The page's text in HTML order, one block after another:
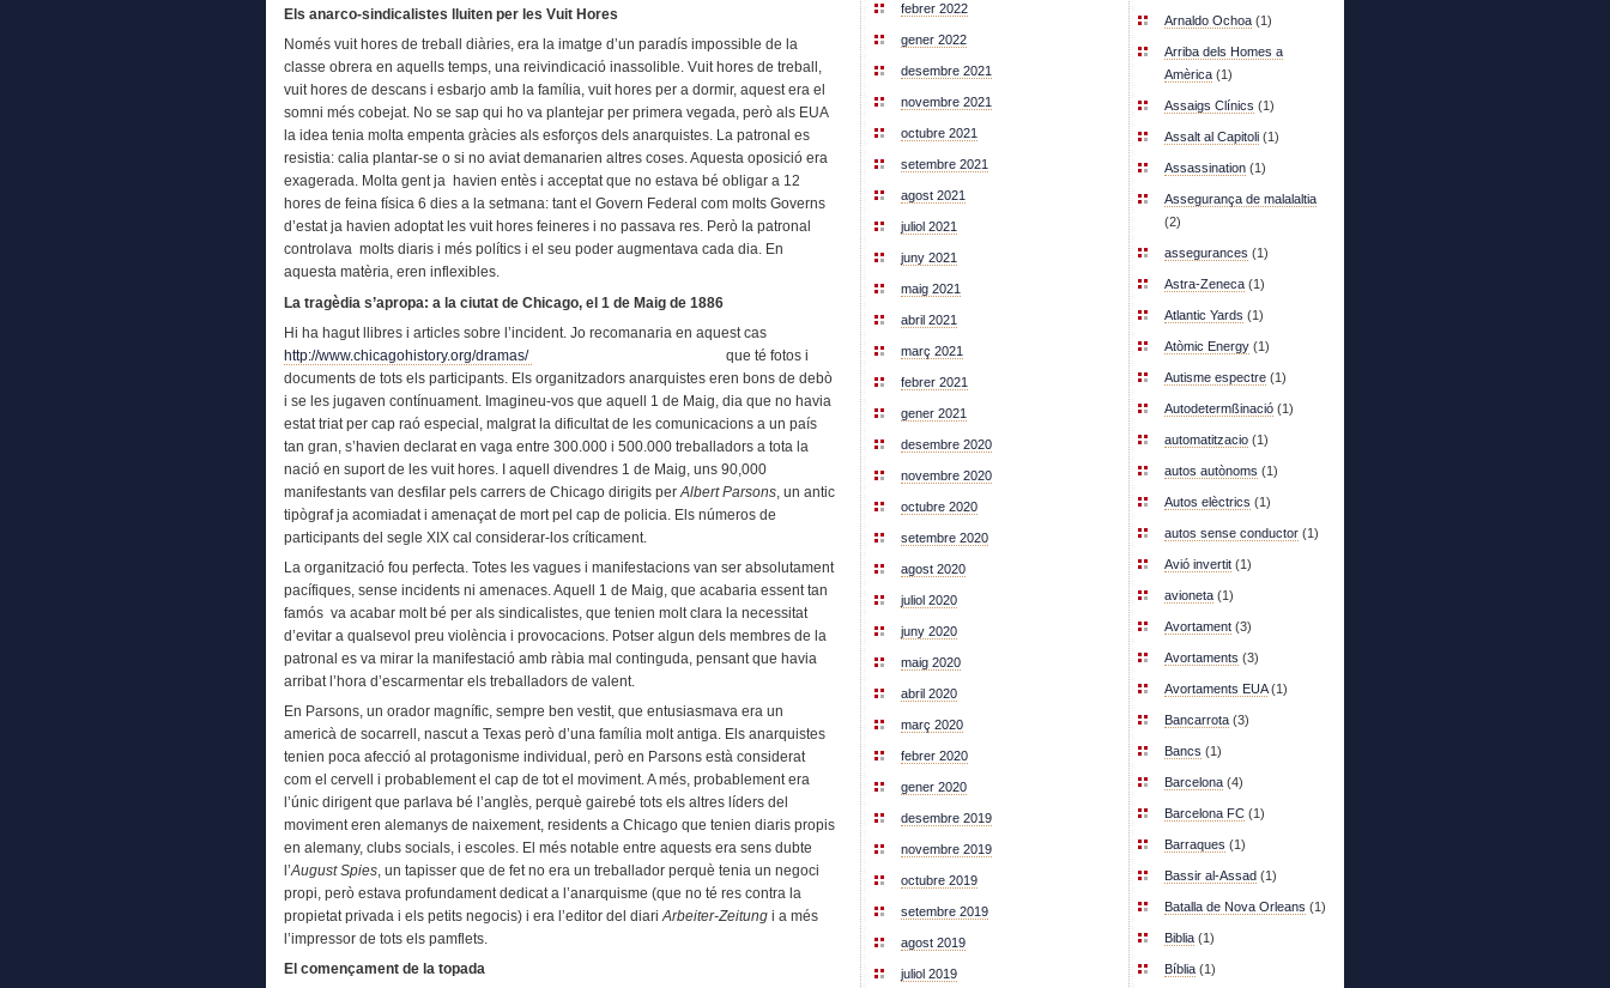
Els anarco-sindicalistes lluiten per les Vuit Hores
Només vuit hores de treball diàries, era la imatge d’un paradís impossible de la
classe obrera en aquells temps, una reivindicació inassolible. Vuit hores de treball,
vuit hores de descans i esbarjo amb la família, vuit hores per a dormir, aquest era el
somni més cobejat. No se sap qui ho va plantejar per primera vegada, però als EUA
la idea tenia molta empenta gràcies als esforços dels anarquistes. La patronal es
resistia: calia plantar-se o si no aviat demanarien altres coses. Aquesta oposició era
exagerada. Molta gent ja havien entès i acceptat que no estava bé obligar a 12
hores de feina física 6 dies a la setmana: tant el Govern Federal com molts Governs
d’estat ja havien adoptat les vuit hores feineres i no passava res. Però la patronal
controlava molts diaris i més polítics i el seu poder augmentava cada dia. En
aquesta matèria, eren inflexibles.
La tragèdia s’apropa: a la ciutat de Chicago, el 1 de Maig de 1886
Hi ha hagut llibres i articles sobre l’incident. Jo recomanaria en aquest cas
http://www.chicagohistory.org/dramas/
que té fotos i
documents de tots els participants. Els organitzadors anarquistes eren bons de debò
i se les jugaven contínuament. Imagineu-vos que aquell 1 de Maig, dia que no havia
estat triat per cap raó especial, malgrat la dificultat de les comunicacions a un país
tan gran, s’havien declarat en vaga entre 300.000 i 500.000 treballadors a tota la
nació en suport de les vuit hores. I aquell divendres 1 de Maig, uns 90,000
manifestants van desfilar pels carrers de Chicago dirigits per Albert Parsons , un antic
tipògraf ja acomiadat i amenaçat de mort pel cap de policia. Els números de
participants del segle XIX cal considerar-los críticament.
La organització fou perfecta. Totes les vagues i manifestacions van ser absolutament
pacífiques, sense incidents ni amenaces. Aquell 1 de Maig, que acabaria essent tan
famós va acabar molt bé per als sindicalistes, que tenien molt clara la necessitat
d’evitar a qualsevol preu violència i provocacions. Potser algun dels membres de la
patronal es va mirar la manifestació amb ràbia mal continguda, pensant que havia
arribat l’hora d’escarmentar els treballadors de valent.
En Parsons, un orador magnífic, sempre ben vestit, que entusiasmava era un
americà de socarrell, nascut a Texas però d’una família molt antiga. Els anarquistes
tenien poca afecció al protagonisme individual, però en Parsons està considerat
com el cervell i probablement el cap de tot el moviment. A més, probablement era
l’únic dirigent que parlava bé l’anglès, perquè gairebé tots els altres líders del
moviment eren alemanys de naixement, residents a Chicago que tenien diaris propis
en alemany, clubs socials, i escoles. El més notable entre aquests era sens dubte
l’August Spies , un tapisser que de fet no era un treballador perquè tenia un negoci
propi, però estava profundament dedicat a l’anarquisme (que no té res contra la
propietat privada i els petits negocis) i era l’editor del diari Arbeiter-Zeitung i a més
l’impressor de tots els pamflets.
El començament de la topada
febrer 2022
gener 2022
desembre 2021
novembre 2021
octubre 2021
setembre 2021
agost 2021
juliol 2021
juny 2021
maig 2021
abril 2021
març 2021
febrer 2021
gener 2021
desembre 2020
novembre 2020
octubre 2020
setembre 2020
agost 2020
juliol 2020
juny 2020
maig 2020
abril 2020
març 2020
febrer 2020
gener 2020
desembre 2019
novembre 2019
octubre 2019
setembre 2019
agost 2019
juliol 2019
Arnaldo Ochoa (1)
Arriba dels Homes a
Amèrica (1)
Assaigs Clínics (1)
Assalt al Capitoli (1)
Assassination (1)
Assegurança de malalaltia
(2)
assegurances (1)
Astra-Zeneca (1)
Atlantic Yards (1)
Atòmic Energy (1)
Autisme espectre (1)
Autodetermßinació (1)
automatitzacio (1)
autos autònoms (1)
Autos elèctrics (1)
autos sense conductor (1)
Avió invertit (1)
avioneta (1)
Avortament (3)
Avortaments (3)
Avortaments EUA(1)
Bancarrota (3)
Bancs (1)
Barcelona (4)
Barcelona FC (1)
Barraques (1)
Bassir al-Assad (1)
Batalla de Nova Orleans (1)
Biblia (1)
Bíblia (1)